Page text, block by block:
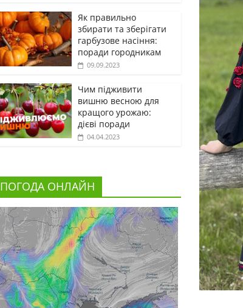
Як правильно
збирати та зберігати
гарбузове насіння:
поради городникам
09.09.2023
Чим підживити
вишню весною для
кращого урожаю:
дієві поради
04.04.2023
ПОГОДА ОНЛАЙН